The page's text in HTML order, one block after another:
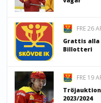
FRE 26
Grattis alla
Billotteri
FRE 19
2023/2024